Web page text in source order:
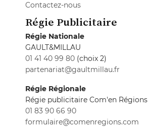
Contactez-nous
Régie Publicitaire
Régie Nationale
GAULT&MILLAU
01 41 40 99 80 (choix 2)
partenariat@gaultmillau.fr
Régie Régionale
Régie publicitaire Com'en Régions
01 83 90 66 90
formulaire@comenregions.com